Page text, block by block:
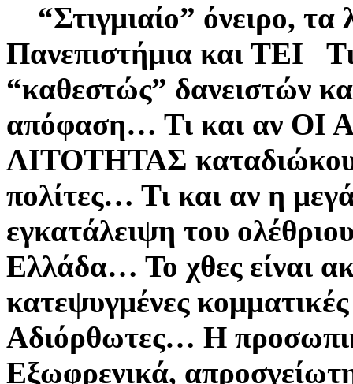
“Στιγμιαίο” όνειρο, τα
Πανεπιστήμια και ΤΕΙ
“καθεστώς” δανειστών
απόφαση… Τι και αν
ΛΙΤΟΤΗΤΑΣ
πολίτες… Τι και αν η
εγκατάλειψη του
Ελλάδα… Το χθες είναι
κατεψυγμένες
Αδιόρθωτες… Η
Εξωφρενικά,